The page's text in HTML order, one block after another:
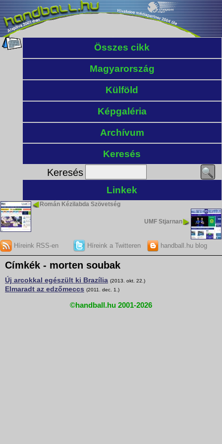
Összes cikk
Magyarország
Külföld
Képgaléria
Archívum
Keresés
Keresés
Linkek
Román Kézilabda Szövetség
UMF Stjarnan
Híreink RSS-en Híreink a Twitteren handball.hu blog
Címkék - morten soubak
Új arcokkal egészült ki Brazília (2013. okt. 22.)
Elmaradt az edzőmeccs (2011. dec. 1.)
©handball.hu 2001-2026